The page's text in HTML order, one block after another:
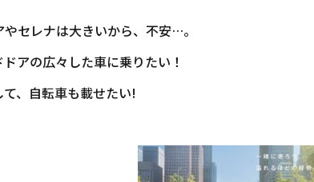
セレナは大きいから、不安…。
アの広々した車に乗りたい！
、自転車も載せたい!